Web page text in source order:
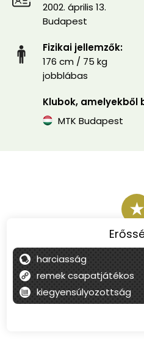
2002. április 13.
Budapest
Fizikai jellemzők:
176 cm / 75 kg
jobblábas
Klubok,
MTK Budapest
★
harciasság
remek csapatjátékos
kiegyensúlyozottság